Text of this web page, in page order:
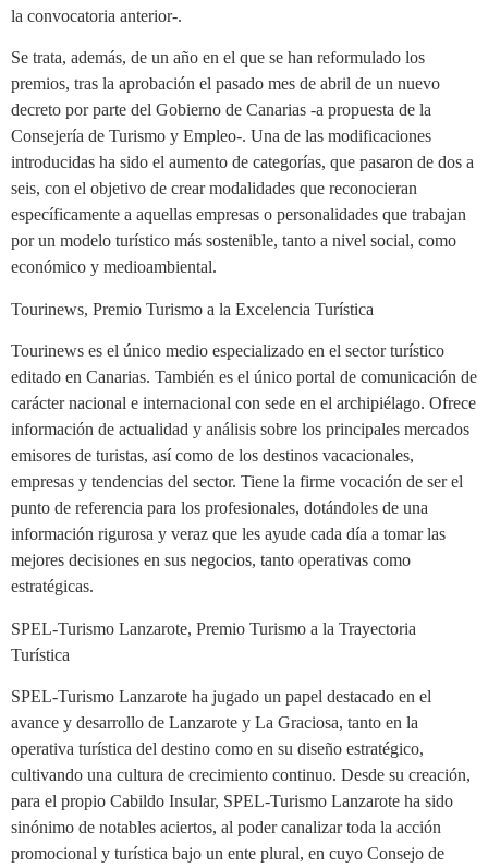
la convocatoria anterior-.
Se trata, además, de un año en el que se han reformulado los
premios, tras la aprobación el pasado mes de abril de un nuevo
decreto por parte del Gobierno de Canarias -a propuesta de la
Consejería de Turismo y Empleo-. Una de las modificaciones
introducidas ha sido el aumento de categorías, que pasaron de dos a
seis, con el objetivo de crear modalidades que reconocieran
específicamente a aquellas empresas o personalidades que trabajan
por un modelo turístico más sostenible, tanto a nivel social, como
económico y medioambiental.
Tourinews, Premio Turismo a la Excelencia Turística
Tourinews es el único medio especializado en el sector turístico
editado en Canarias. También es el único portal de comunicación de
carácter nacional e internacional con sede en el archipiélago. Ofrece
información de actualidad y análisis sobre los principales mercados
emisores de turistas, así como de los destinos vacacionales,
empresas y tendencias del sector. Tiene la firme vocación de ser el
punto de referencia para los profesionales, dotándoles de una
información rigurosa y veraz que les ayude cada día a tomar las
mejores decisiones en sus negocios, tanto operativas como
estratégicas.
SPEL-Turismo Lanzarote, Premio Turismo a la Trayectoria
Turística
SPEL-Turismo Lanzarote ha jugado un papel destacado en el
avance y desarrollo de Lanzarote y La Graciosa, tanto en la
operativa turística del destino como en su diseño estratégico,
cultivando una cultura de crecimiento continuo. Desde su creación,
para el propio Cabildo Insular, SPEL-Turismo Lanzarote ha sido
sinónimo de notables aciertos, al poder canalizar toda la acción
promocional y turística bajo un ente plural, en cuyo Consejo de